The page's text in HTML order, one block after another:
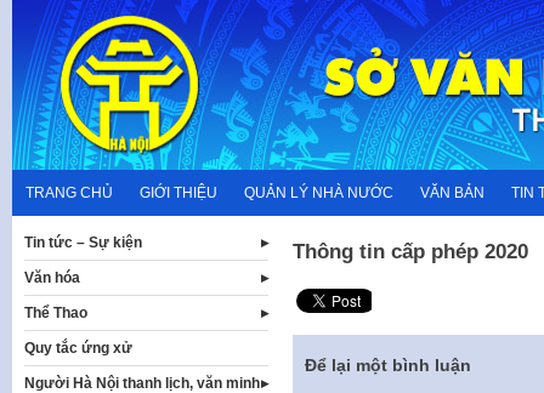
content
TRANG CHỦ GIỚI THIỆU QUẢN LÝ NHÀ NƯỚC VĂN BẢN TIN
Thông tin cấp phép 2020
Để lại một bình luận
Tin tức – Sự kiện
Văn hóa
Thể Thao
Quy tắc ứng xử
Người Hà Nội thanh lịch, văn minh